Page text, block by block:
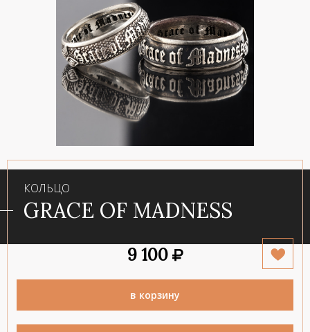
КОЛЬЦО
GRACE OF MADNESS
9 100
в корзину